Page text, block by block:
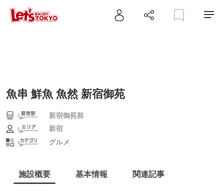
魚串 鮮魚 魚然 新宿御苑
新宿御苑前
新宿
グルメ
施設概要 基本情報 関連記事